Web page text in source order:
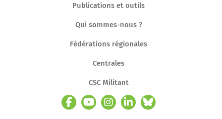
Publications et outils
Qui sommes-nous ?
Fédérations régionales
Centrales
CSC Militant